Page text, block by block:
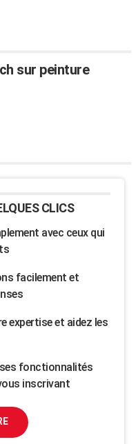
sur peinture
CLICS
avec ceux qui
facilement et
expertise et aidez les
fonctionnalités
inscrivant